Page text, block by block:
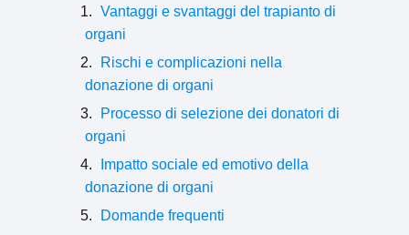
Vantaggi e svantaggi del trapianto di
organi
Rischi e complicazioni nella
donazione di organi
Processo di selezione dei donatori di
organi
Impatto sociale ed emotivo della
donazione di organi
Domande frequenti